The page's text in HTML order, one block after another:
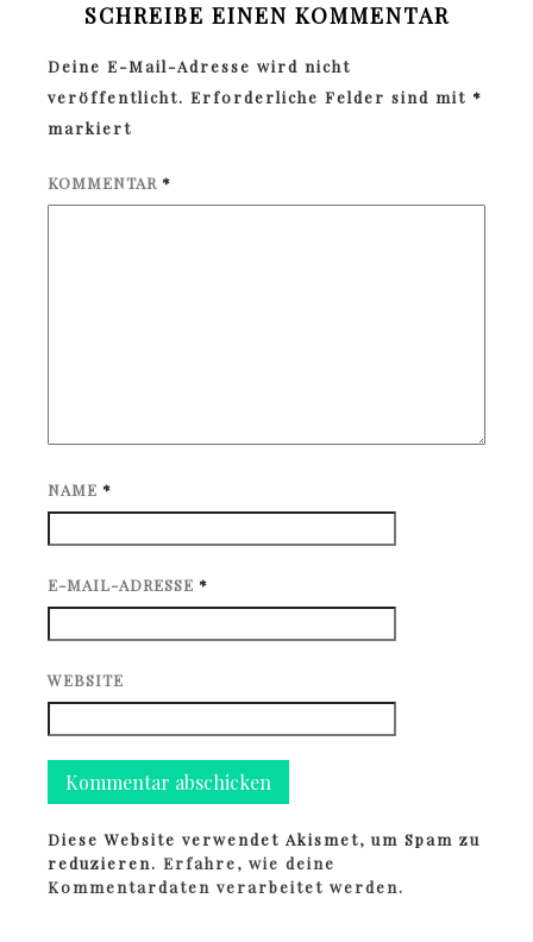
SCHREIBE EINEN KOMMENTAR
Deine E-Mail-Adresse wird nicht
veröffentlicht. Erforderliche Felder sind mit *
markiert
KOMMENTAR *
NAME *
E-MAIL-ADRESSE *
WEBSITE
Diese Website verwendet Akismet, um Spam zu
reduzieren.Erfahre, wie deine
Kommentardaten verarbeitet werden.